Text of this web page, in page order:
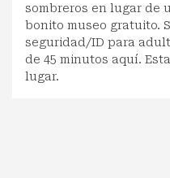
sombreros en lugar de
bonito museo gratuito.
seguridad/ID para
de 45 minutos aquí.
lugar.